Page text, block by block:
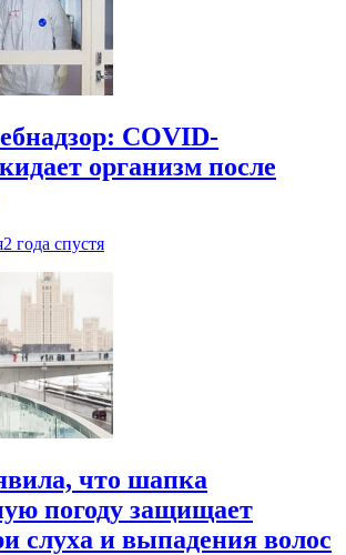
COVID-
организм после
2 года спустя
что шапка
погоду защищает
слуха и выпадения волос